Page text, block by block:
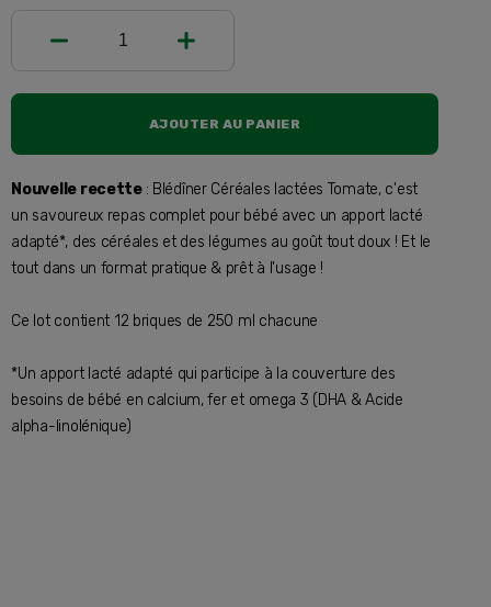
1
AJOUTER AU PANIER
Nouvelle recette : Blédîner Céréales lactées Tomate, c'est
un savoureux repas complet pour bébé avec un apport lacté
adapté*, des céréales et des légumes au goût tout doux ! Et le
tout dans un format pratique & prêt à l'usage !
Ce lot contient 12 briques de 250 ml chacune
*Un apport lacté adapté qui participe à la couverture des
besoins de bébé en calcium, fer et omega 3 (DHA & Acide
alpha-linolénique)